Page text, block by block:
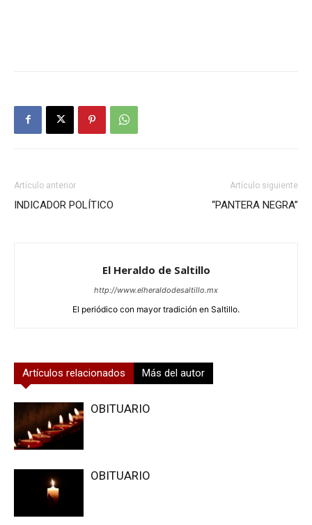
Artículo anterior
INDICADOR POLÍTICO
Artículo siguiente
“PANTERA NEGRA”
El Heraldo de Saltillo
http://www.elheraldodesaltillo.mx
El periódico con mayor tradición en Saltillo.
Artículos relacionados Más del autor
OBITUARIO
OBITUARIO